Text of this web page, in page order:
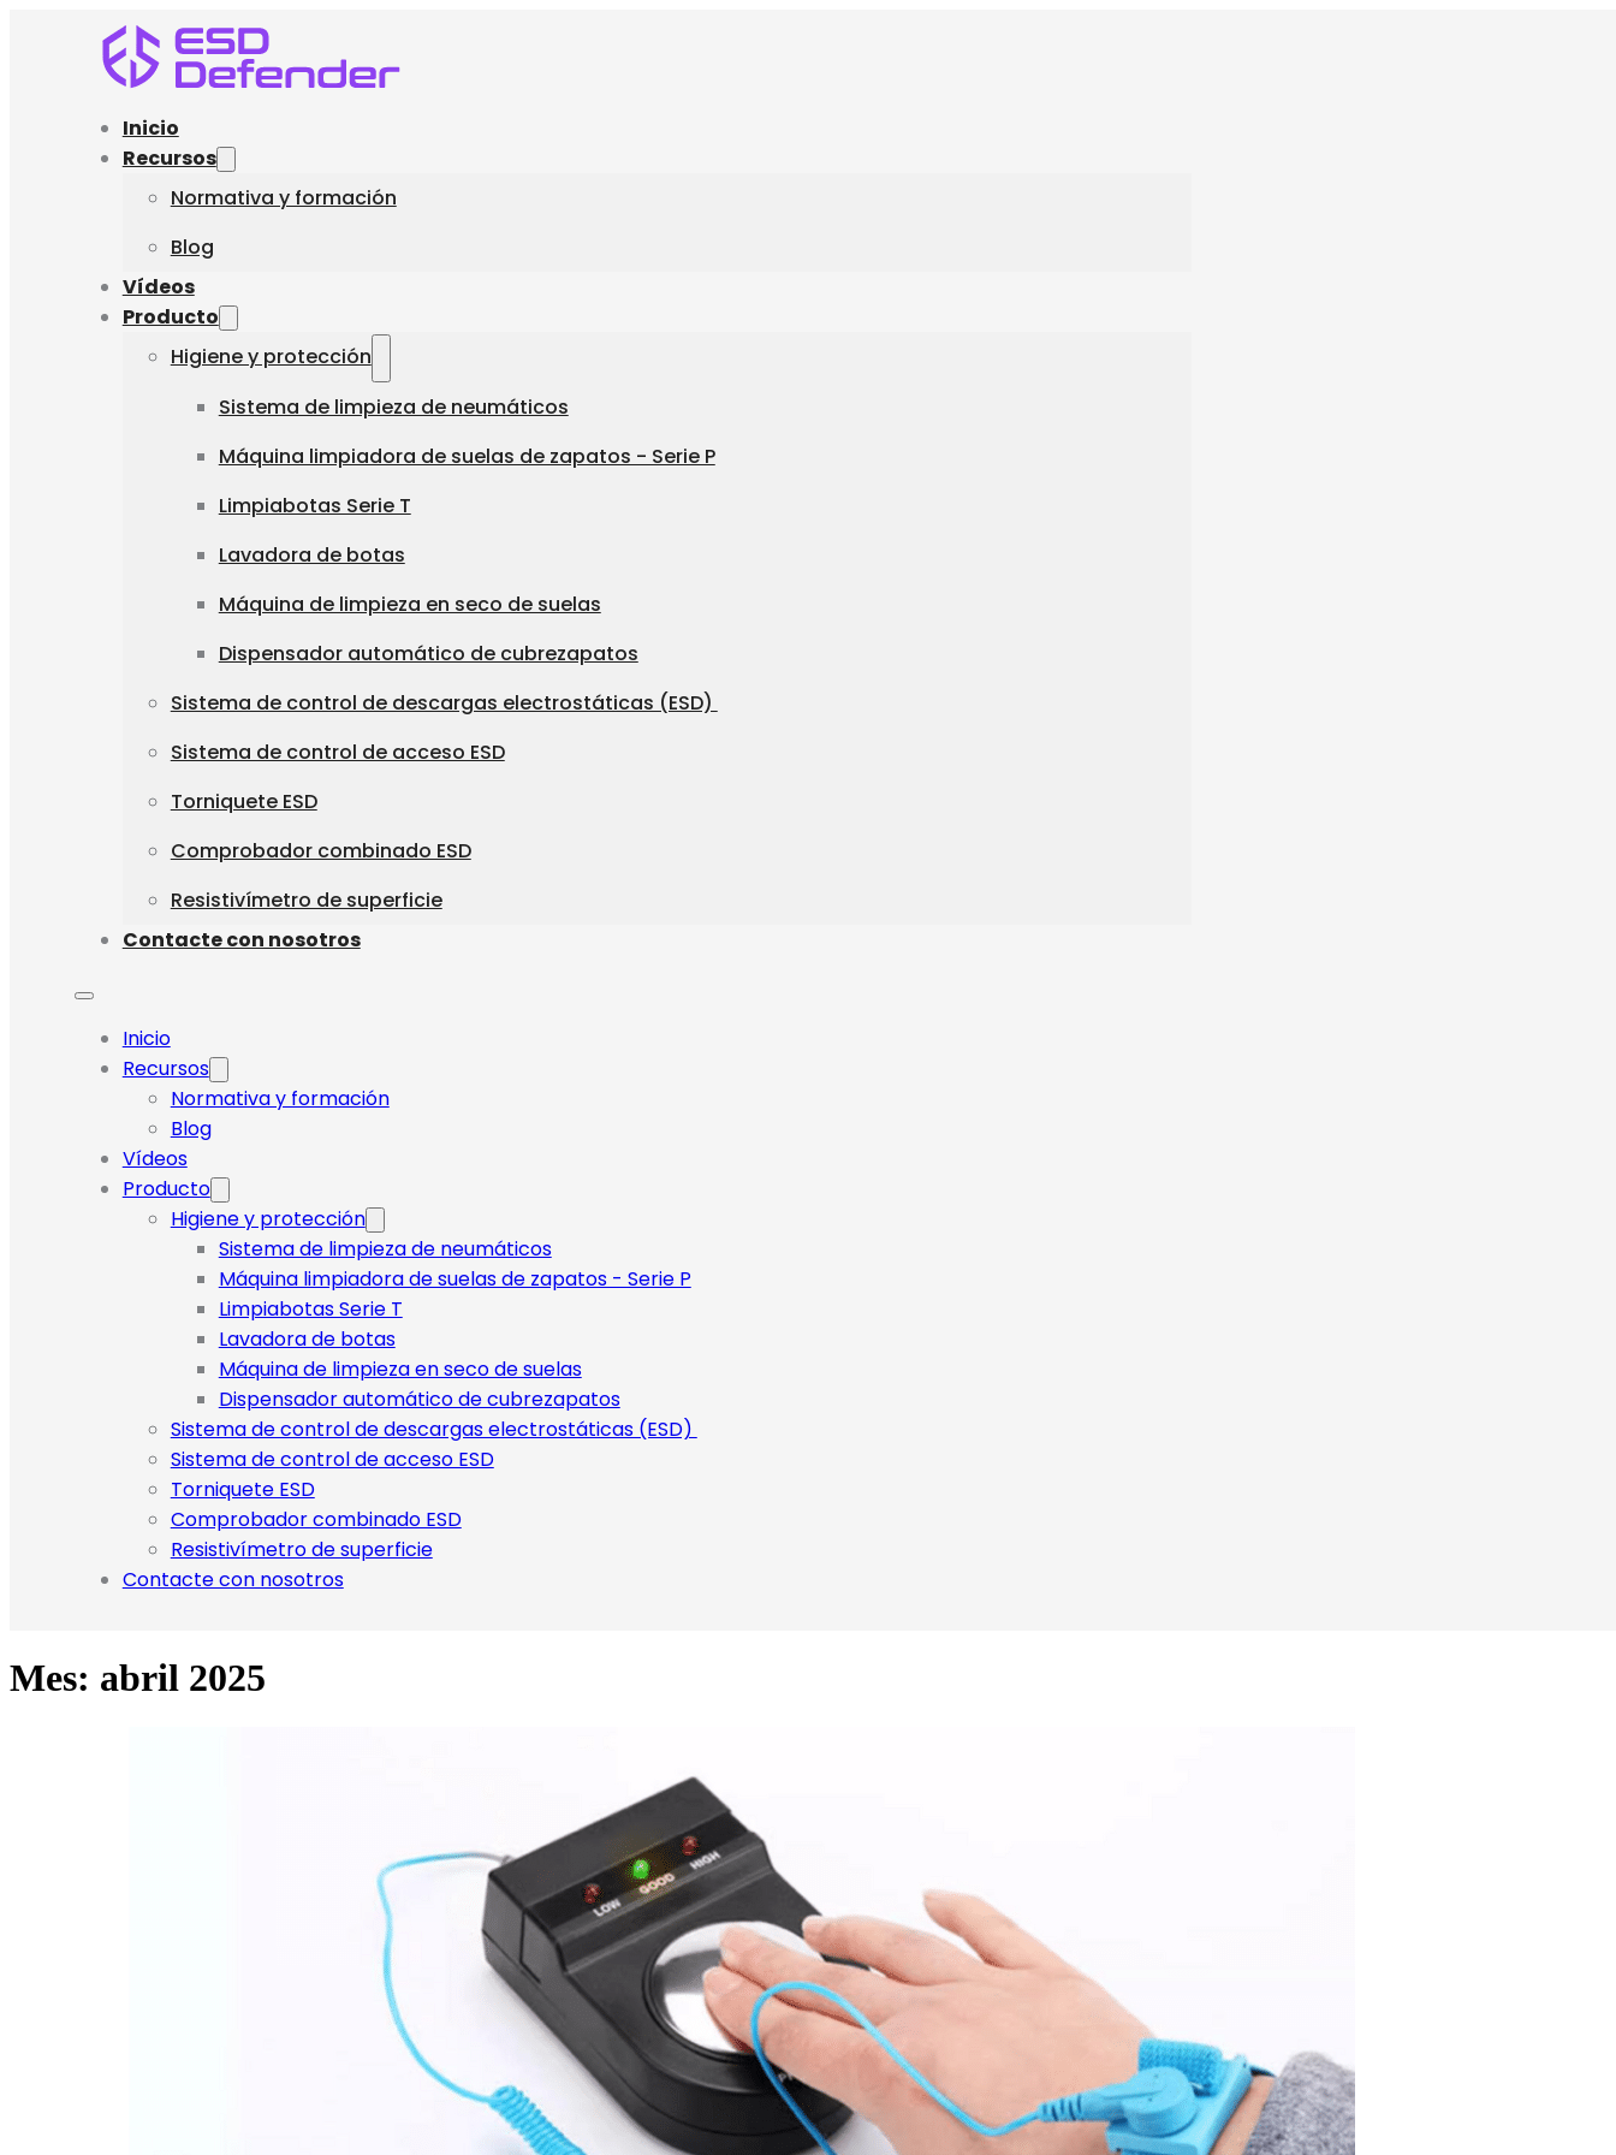
Inicio
Recursos
Normativa y formación
Blog
Vídeos
Producto
Higiene y protección
Sistema de limpieza de neumáticos
Máquina limpiadora de suelas de zapatos - Serie P
Limpiabotas Serie T
Lavadora de botas
Máquina de limpieza en seco de suelas
Dispensador automático de cubrezapatos
Sistema de control de descargas electrostáticas (ESD)
Sistema de control de acceso ESD
Torniquete ESD
Comprobador combinado ESD
Resistivímetro de superficie
Contacte con nosotros
Inicio
Recursos
Normativa y formación
Blog
Vídeos
Producto
Higiene y protección
Sistema de limpieza de neumáticos
Máquina limpiadora de suelas de zapatos - Serie P
Limpiabotas Serie T
Lavadora de botas
Máquina de limpieza en seco de suelas
Dispensador automático de cubrezapatos
Sistema de control de descargas electrostáticas (ESD)
Sistema de control de acceso ESD
Torniquete ESD
Comprobador combinado ESD
Resistivímetro de superficie
Contacte con nosotros
Mes: abril 2025